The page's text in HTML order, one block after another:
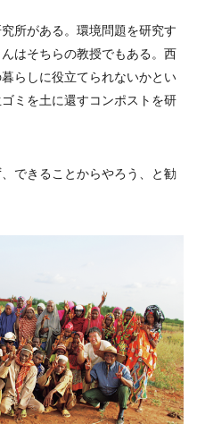
所がある。環境問題を研究す
はそちらの教授でもある。西
らしに役立てられないかとい
ミを土に還すコンポストを研
できることからやろう、と勧